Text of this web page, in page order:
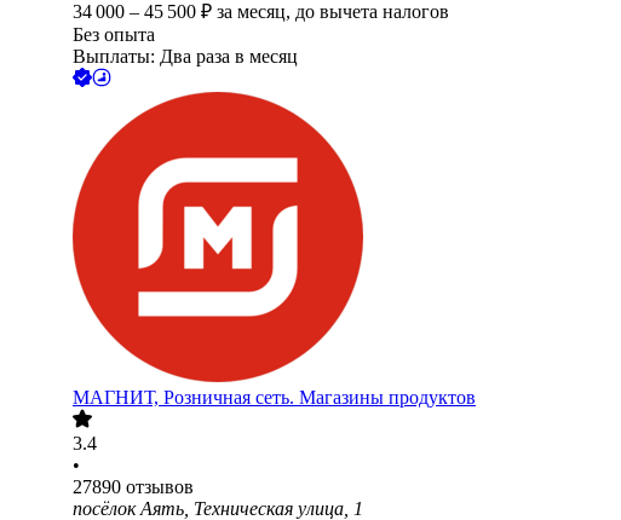
34 000 – 45 500 ₽ за месяц, до вычета налогов
Без опыта
Выплаты: Два раза в месяц
МАГНИТ, Розничная сеть. Магазины продуктов
3.4
•
27890 отзывов
посёлок Аять, Техническая улица, 1